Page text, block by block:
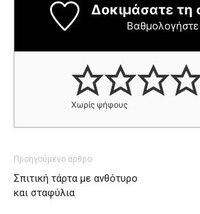
Δοκιμάσατε τη
Βαθμολογήστε
Χωρίς ψήφους
Προηγούμενο άρθρο
Σπιτική τάρτα με ανθότυρο
και σταφύλια